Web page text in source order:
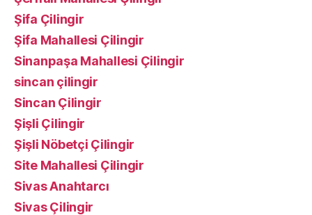
Şifa Çilingir
Şifa Mahallesi Çilingir
Sinanpaşa Mahallesi Çilingir
sincan çilingir
Sincan Çilingir
Şişli Çilingir
Şişli Nöbetçi Çilingir
Site Mahallesi Çilingir
Sivas Anahtarcı
Sivas Çilingir